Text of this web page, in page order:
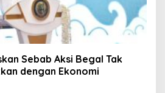
Sebab Aksi Begal Tak
dengan Ekonomi